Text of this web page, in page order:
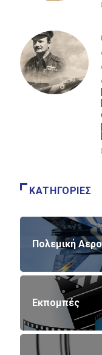
ΚΑΤΗΓΟΡΊΕΣ
Πολεμική
Εκπομπές